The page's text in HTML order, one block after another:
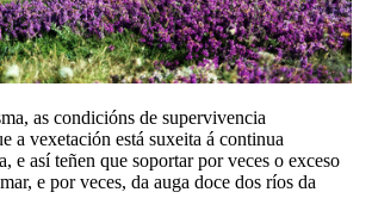
as condicións de supervivencia
a vexetación está suxeita á continua
e así teñen que soportar por veces o exceso
e por veces, da auga doce dos ríos da